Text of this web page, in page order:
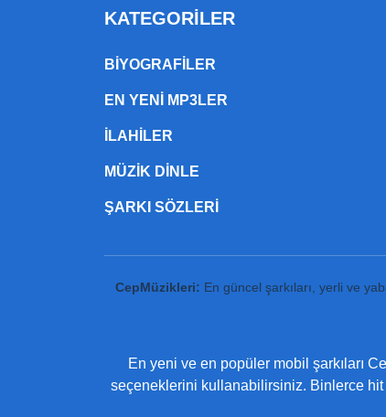
KATEGORILER
BIYOGRAFILER
EN YENI MP3LER
ILAHILER
MÜZIK DINLE
ŞARKI SÖZLERI
CepMüzikleri: En güncel şarkıları, yerli ve
En yeni ve en popüler mobil şarkıları
seçeneklerini kullanabilirsiniz. Binlerce hit